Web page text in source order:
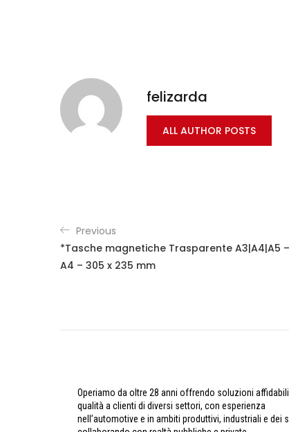
felizarda
ALL AUTHOR POSTS
Previous
*Tasche magnetiche Trasparente A3|A4|A5 –
A4 – 305 x 235 mm
Operiamo da oltre 28 anni offrendo soluzioni
qualità a clienti di diversi settori, con esperienza
nell’automotive e in ambiti produttivi, industriali e dei